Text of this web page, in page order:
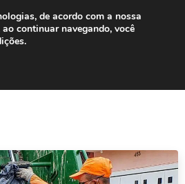
Área do Assinante
de acordo com a nossa
ao continuar navegando, você